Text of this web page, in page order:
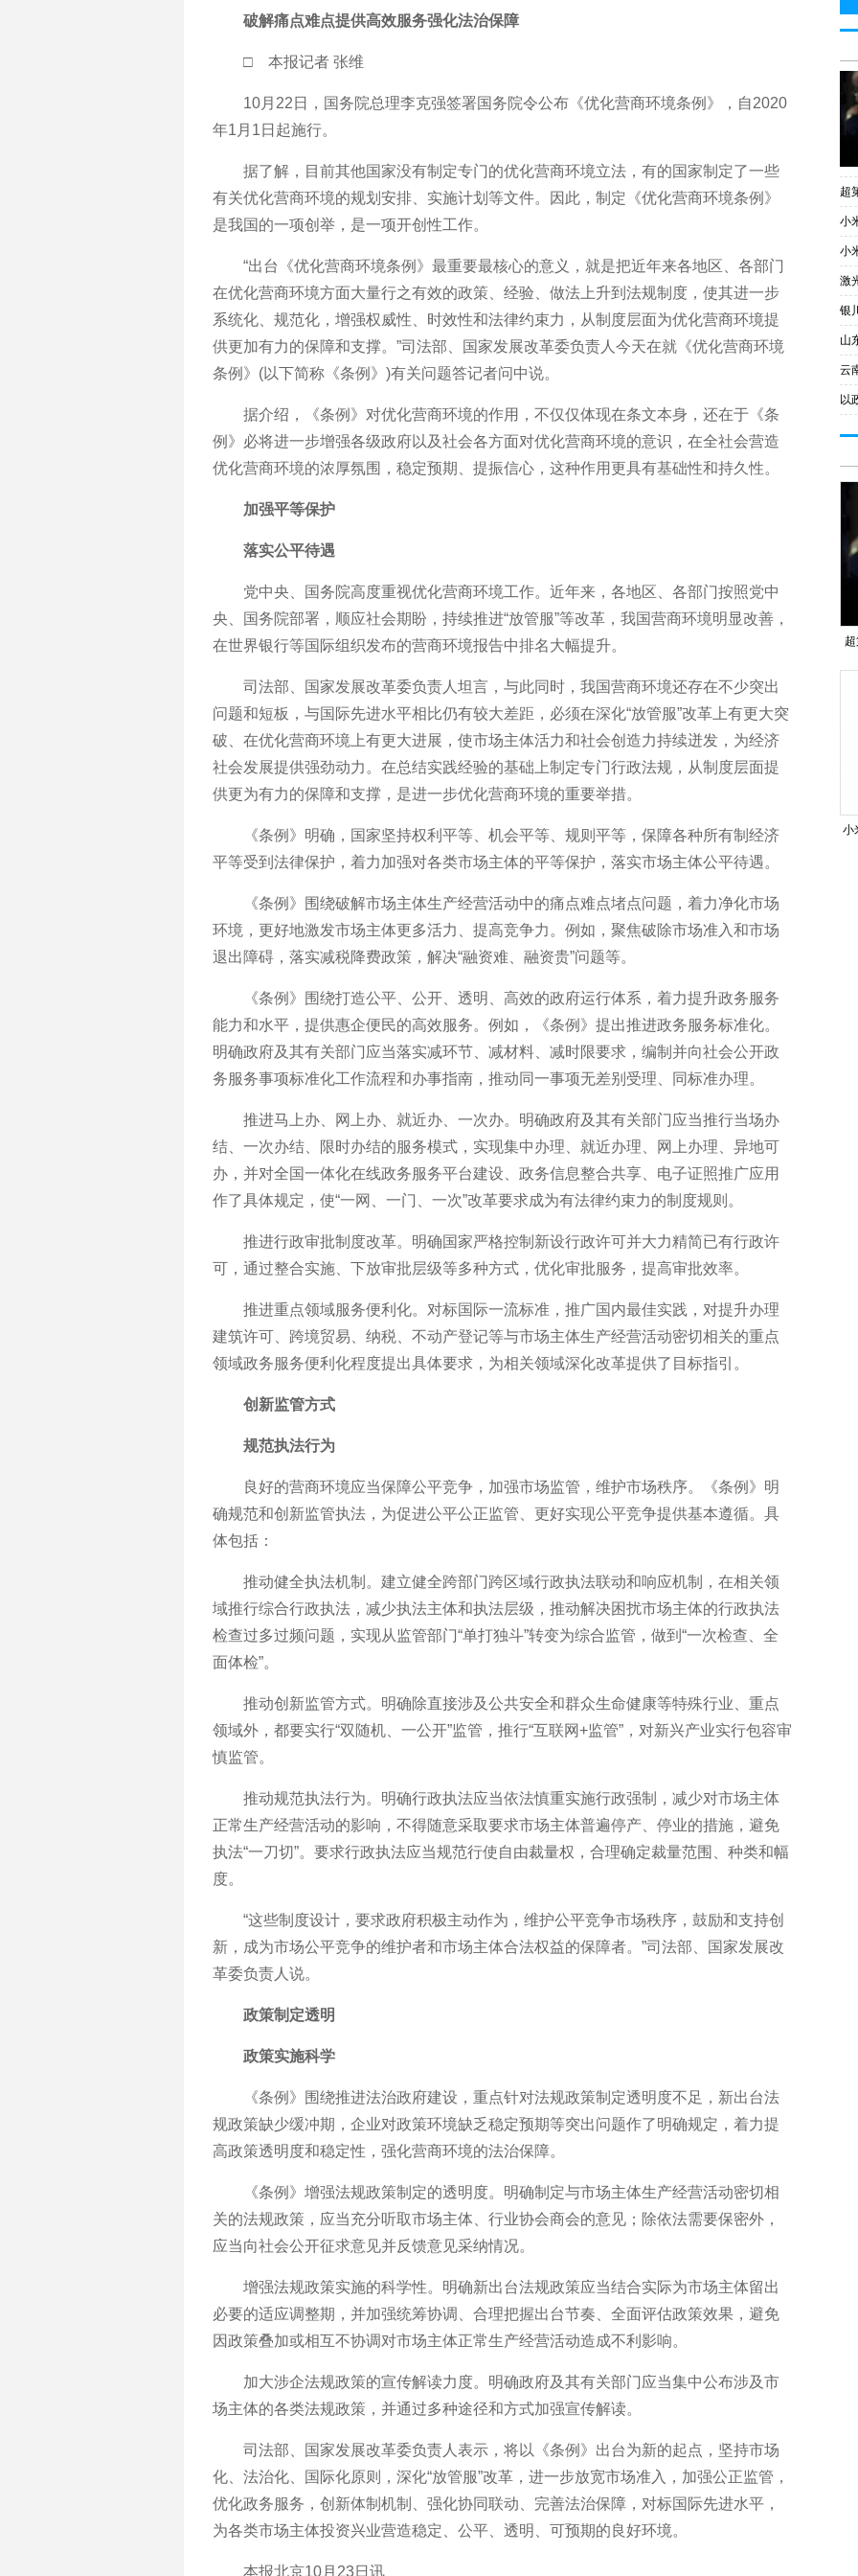
破解痛点难点提供高效服务强化法治保障
□ 本报记者 张维
10月22日，国务院总理李克强签署国务院令公布《优化营商环境条例》，自2020
年1月1日起施行。
据了解，目前其他国家没有制定专门的优化营商环境立法，有的国家制定了一些
有关优化营商环境的规划安排、实施计划等文件。因此，制定《优化营商环境条例》
是我国的一项创举，是一项开创性工作。
“出台《优化营商环境条例》最重要最核心的意义，就是把近年来各地区、各部门
在优化营商环境方面大量行之有效的政策、经验、做法上升到法规制度，使其进一步
系统化、规范化，增强权威性、时效性和法律约束力，从制度层面为优化营商环境提
供更加有力的保障和支撑。”司法部、国家发展改革委负责人今天在就《优化营商环境
条例》(以下简称《条例》)有关问题答记者问中说。
据介绍，《条例》对优化营商环境的作用，不仅仅体现在条文本身，还在于《条
例》必将进一步增强各级政府以及社会各方面对优化营商环境的意识，在全社会营造
优化营商环境的浓厚氛围，稳定预期、提振信心，这种作用更具有基础性和持久性。
加强平等保护
落实公平待遇
党中央、国务院高度重视优化营商环境工作。近年来，各地区、各部门按照党中
央、国务院部署，顺应社会期盼，持续推进“放管服”等改革，我国营商环境明显改善，
在世界银行等国际组织发布的营商环境报告中排名大幅提升。
司法部、国家发展改革委负责人坦言，与此同时，我国营商环境还存在不少突出
问题和短板，与国际先进水平相比仍有较大差距，必须在深化“放管服”改革上有更大突
破、在优化营商环境上有更大进展，使市场主体活力和社会创造力持续迸发，为经济
社会发展提供强劲动力。在总结实践经验的基础上制定专门行政法规，从制度层面提
供更为有力的保障和支撑，是进一步优化营商环境的重要举措。
《条例》明确，国家坚持权利平等、机会平等、规则平等，保障各种所有制经济
平等受到法律保护，着力加强对各类市场主体的平等保护，落实市场主体公平待遇。
《条例》围绕破解市场主体生产经营活动中的痛点难点堵点问题，着力净化市场
环境，更好地激发市场主体更多活力、提高竞争力。例如，聚焦破除市场准入和市场
退出障碍，落实减税降费政策，解决“融资难、融资贵”问题等。
《条例》围绕打造公平、公开、透明、高效的政府运行体系，着力提升政务服务
能力和水平，提供惠企便民的高效服务。例如，《条例》提出推进政务服务标准化。
明确政府及其有关部门应当落实减环节、减材料、减时限要求，编制并向社会公开政
务服务事项标准化工作流程和办事指南，推动同一事项无差别受理、同标准办理。
推进马上办、网上办、就近办、一次办。明确政府及其有关部门应当推行当场办
结、一次办结、限时办结的服务模式，实现集中办理、就近办理、网上办理、异地可
办，并对全国一体化在线政务服务平台建设、政务信息整合共享、电子证照推广应用
作了具体规定，使“一网、一门、一次”改革要求成为有法律约束力的制度规则。
推进行政审批制度改革。明确国家严格控制新设行政许可并大力精简已有行政许
可，通过整合实施、下放审批层级等多种方式，优化审批服务，提高审批效率。
推进重点领域服务便利化。对标国际一流标准，推广国内最佳实践，对提升办理
建筑许可、跨境贸易、纳税、不动产登记等与市场主体生产经营活动密切相关的重点
领域政务服务便利化程度提出具体要求，为相关领域深化改革提供了目标指引。
创新监管方式
规范执法行为
良好的营商环境应当保障公平竞争，加强市场监管，维护市场秩序。《条例》明
确规范和创新监管执法，为促进公平公正监管、更好实现公平竞争提供基本遵循。具
体包括：
推动健全执法机制。建立健全跨部门跨区域行政执法联动和响应机制，在相关领
域推行综合行政执法，减少执法主体和执法层级，推动解决困扰市场主体的行政执法
检查过多过频问题，实现从监管部门“单打独斗”转变为综合监管，做到“一次检查、全
面体检”。
推动创新监管方式。明确除直接涉及公共安全和群众生命健康等特殊行业、重点
领域外，都要实行“双随机、一公开”监管，推行“互联网+监管”，对新兴产业实行包容审
慎监管。
推动规范执法行为。明确行政执法应当依法慎重实施行政强制，减少对市场主体
正常生产经营活动的影响，不得随意采取要求市场主体普遍停产、停业的措施，避免
执法“一刀切”。要求行政执法应当规范行使自由裁量权，合理确定裁量范围、种类和幅
度。
“这些制度设计，要求政府积极主动作为，维护公平竞争市场秩序，鼓励和支持创
新，成为市场公平竞争的维护者和市场主体合法权益的保障者。”司法部、国家发展改
革委负责人说。
政策制定透明
政策实施科学
《条例》围绕推进法治政府建设，重点针对法规政策制定透明度不足，新出台法
规政策缺少缓冲期，企业对政策环境缺乏稳定预期等突出问题作了明确规定，着力提
高政策透明度和稳定性，强化营商环境的法治保障。
《条例》增强法规政策制定的透明度。明确制定与市场主体生产经营活动密切相
关的法规政策，应当充分听取市场主体、行业协会商会的意见；除依法需要保密外，
应当向社会公开征求意见并反馈意见采纳情况。
增强法规政策实施的科学性。明确新出台法规政策应当结合实际为市场主体留出
必要的适应调整期，并加强统筹协调、合理把握出台节奏、全面评估政策效果，避免
因政策叠加或相互不协调对市场主体正常生产经营活动造成不利影响。
加大涉企法规政策的宣传解读力度。明确政府及其有关部门应当集中公布涉及市
场主体的各类法规政策，并通过多种途径和方式加强宣传解读。
司法部、国家发展改革委负责人表示，将以《条例》出台为新的起点，坚持市场
化、法治化、国际化原则，深化“放管服”改革，进一步放宽市场准入，加强公正监管，
优化政务服务，创新体制机制、强化协同联动、完善法治保障，对标国际先进水平，
为各类市场主体投资兴业营造稳定、公平、透明、可预期的良好环境。
本报北京10月23日讯
超
小
小
激
银
山
云
以
一
小